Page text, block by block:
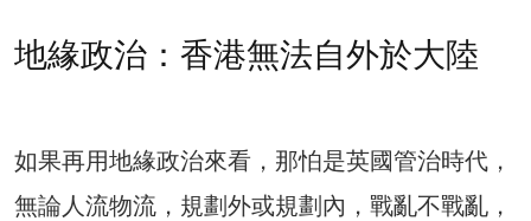
地緣政治：香港無法自外於大陸
如果再用地緣政治來看，那怕是英國管治時代，
無論人流物流，規劃外或規劃內，戰亂不戰亂，